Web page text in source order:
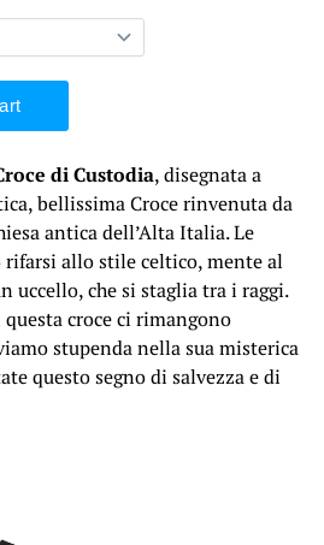
di Custodia, disegnata a
bellissima Croce rinvenuta da
antica dell’Alta Italia. Le
allo stile celtico, mente al
uccello, che si staglia tra i raggi.
croce ci rimangono
stupenda nella sua misterica
questo segno di salvezza e di